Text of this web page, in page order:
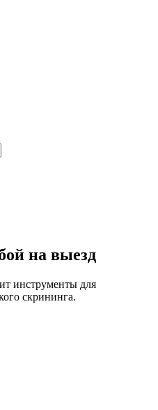
на выезд
инструменты для
скрининга.